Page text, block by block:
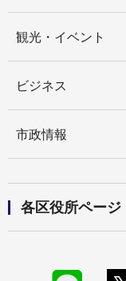
観光・イベント
ビジネス
市政情報
各区役所ページ